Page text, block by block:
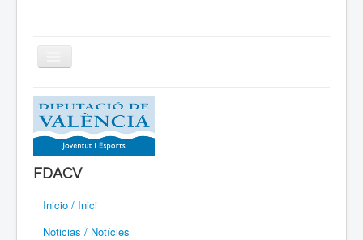
Cambiar
navegación
Aeromodelismo / Aeromodelisme
Ala Delta
Paracaidismo / Paracaigudisme
Parapente / Parapent
FDACV
Inicio / Inici
Noticias / Notícies